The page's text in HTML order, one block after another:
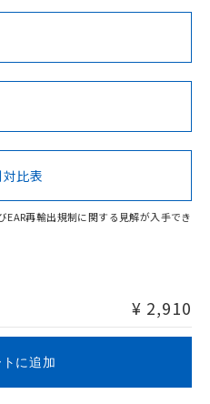
Cd Cr(VI)
能性があります。
比表
再輸出規制に関する見解が入手でき
¥ 2,910
トに追加